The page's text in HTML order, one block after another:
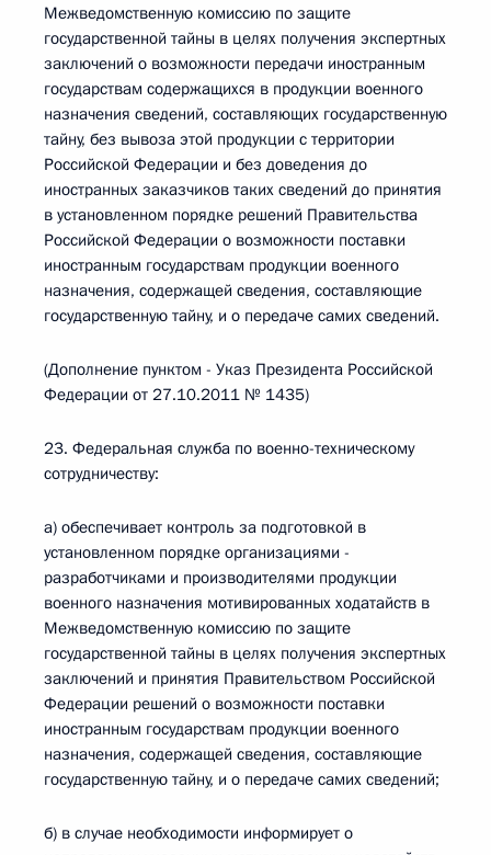
Межведомственную комиссию по защите
государственной тайны в целях получения экспертных
заключений о возможности передачи иностранным
государствам содержащихся в продукции военного
назначения сведений, составляющих государственную
тайну, без вывоза этой продукции с территории
Российской Федерации и без доведения до
иностранных заказчиков таких сведений до принятия
в установленном порядке решений Правительства
Российской Федерации о возможности поставки
иностранным государствам продукции военного
назначения, содержащей сведения, составляющие
государственную тайну, и о передаче самих сведений.
(Дополнение пунктом - Указ Президента Российской
Федерации от 27.10.2011 № 1435)
23. Федеральная служба по военно-техническому
сотрудничеству:
а) обеспечивает контроль за подготовкой в
установленном порядке организациями -
разработчиками и производителями продукции
военного назначения мотивированных ходатайств в
Межведомственную комиссию по защите
государственной тайны в целях получения экспертных
заключений и принятия Правительством Российской
Федерации решений о возможности поставки
иностранным государствам продукции военного
назначения, содержащей сведения, составляющие
государственную тайну, и о передаче самих сведений;
б) в случае необходимости информирует о